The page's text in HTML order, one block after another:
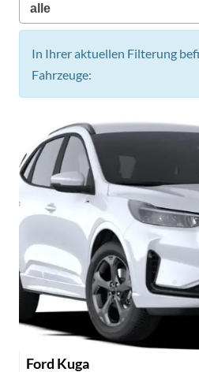
In Ihrer aktuellen Filterung
Fahrzeuge:
Ford Kuga